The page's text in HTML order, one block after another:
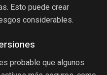
Esto puede crear
considerables.
probable que algunos